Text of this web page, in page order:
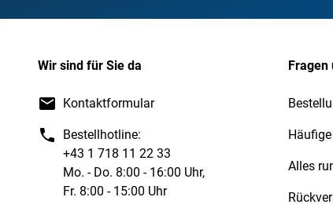
Wir sind für Sie da
Kontaktformular
Bestellhotline:
+43 1 718 11 22 33
Mo. - Do. 8:00 - 16:00 Uhr,
Fr. 8:00 - 15:00 Uhr
Fragen
Alles